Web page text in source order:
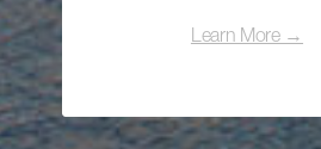
Learn More →